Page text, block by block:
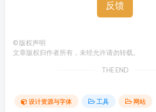
反馈
© 版权声明
文章版权归作者所有，未经允许请勿转载。
THE END
设计资源与字体 工具 网站